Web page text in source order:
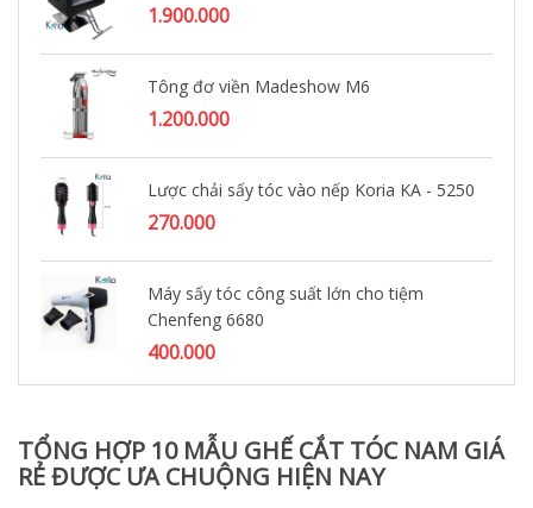
1.900.000
Tông đơ viền Madeshow M6
1.200.000
Lược chải sấy tóc vào nếp Koria KA - 5250
270.000
Máy sấy tóc công suất lớn cho tiệm
Chenfeng 6680
400.000
TỔNG HỢP 10 MẪU GHẾ CẮT TÓC NAM GIÁ
RẺ ĐƯỢC ƯA CHUỘNG HIỆN NAY